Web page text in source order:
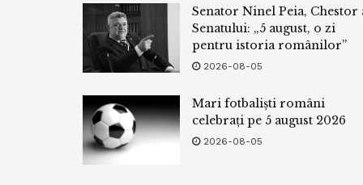
Senator Ninel Peia, Chestor
Senatului: „5 august, o zi
pentru istoria românilor”
2026-08-05
Mari fotbaliști români
celebrați pe 5 august 2026
2026-08-05